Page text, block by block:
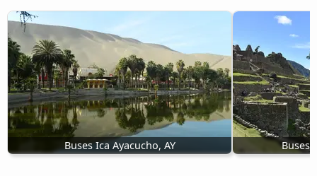
Buses Ica Ayacucho, AY Buses